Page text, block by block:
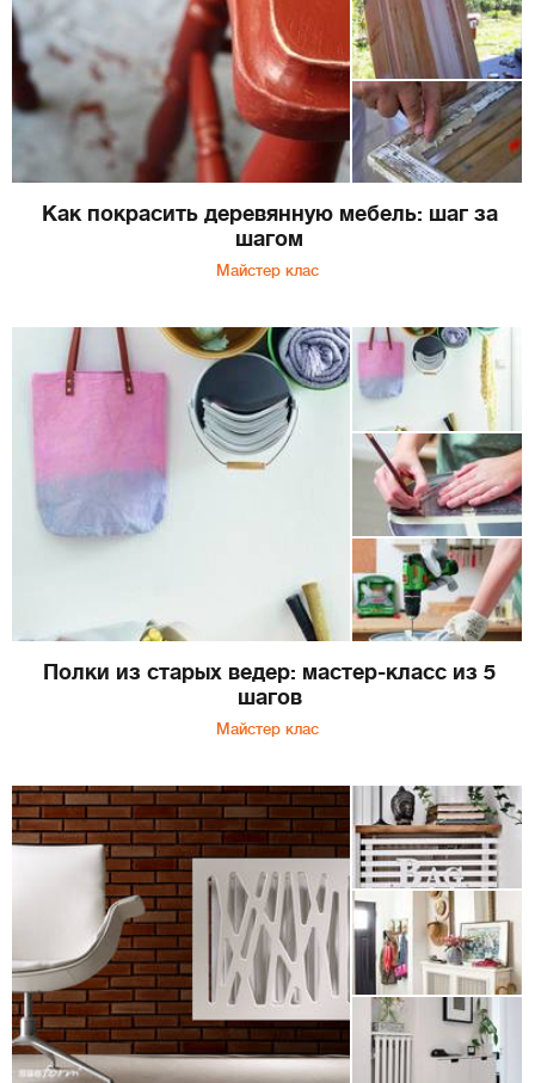
Как покрасить деревянную мебель: шаг за
шагом
Майстер клас
Полки из старых ведер: мастер-класс из 5
шагов
Майстер клас